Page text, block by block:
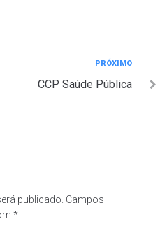
PRÓXIMO
CCP Saúde Pública
publicado. Campos
*